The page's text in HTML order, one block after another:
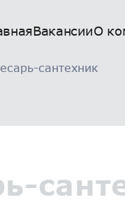
ВакансииО
сантехник